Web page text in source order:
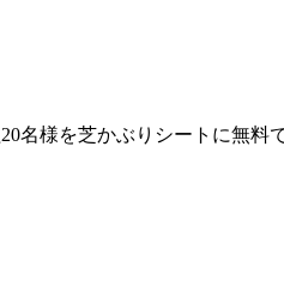
名様を芝かぶりシートに無料